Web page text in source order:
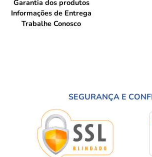
Garantia dos produtos
Informações de Entrega
Trabalhe Conosco
SEGURANÇA E